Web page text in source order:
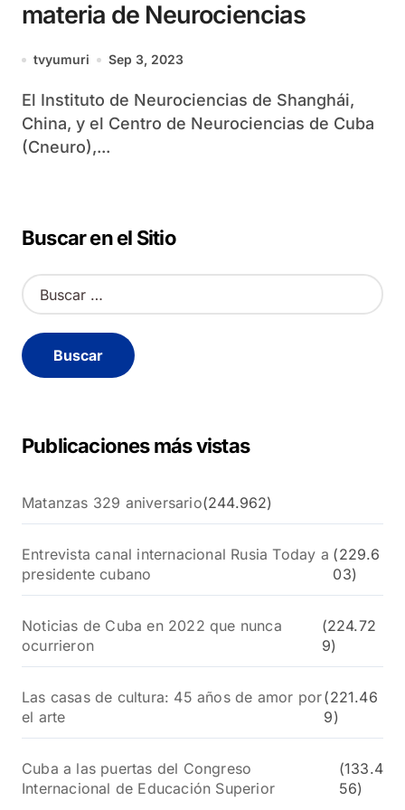
materia de Neurociencias
tvyumuri Sep 3, 2023
El Instituto de Neurociencias de Shanghái,
China, y el Centro de Neurociencias de Cuba
(Cneuro),...
Buscar en el Sitio
B
u
c
a
Publicaciones más vistas
Matanzas 329 aniversario(244.962)
Entrevista canal internacional Rusia Today a
presidente cubano
(229.6
03)
Noticias de Cuba en 2022 que nunca
ocurrieron
(224.72
9)
Las casas de cultura: 45 años de amor por
el arte
(221.46
9)
Cuba a las puertas del Congreso
Internacional de Educación Superior
(133.4
56)